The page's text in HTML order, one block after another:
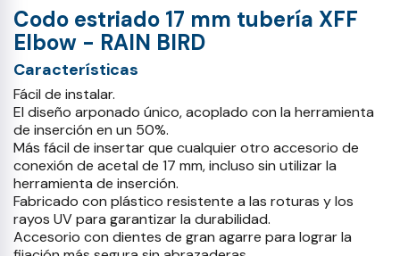
Codo estriado 17 mm tubería XFF
Elbow - RAIN BIRD
Características
Fácil de instalar.
El diseño arponado único, acoplado con la herramienta
de inserción en un 50%.
Más fácil de insertar que cualquier otro accesorio de
conexión de acetal de 17 mm, incluso sin utilizar la
herramienta de inserción.
Fabricado con plástico resistente a las roturas y los
rayos UV para garantizar la durabilidad.
Accesorio con dientes de gran agarre para lograr la